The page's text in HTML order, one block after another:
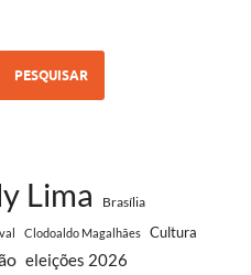
PESQUISAR
Lima Brasília
Clodoaldo Magalhães Cultura
eleições 2026